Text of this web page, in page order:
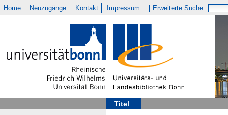
Home Neuzugänge Kontakt Impressum Erweiterte Suche
Titel